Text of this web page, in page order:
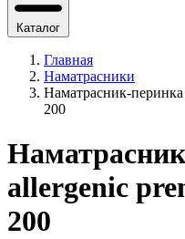
Каталог
Главная
Наматрасники
Наматрасник-
200
allergenic
200